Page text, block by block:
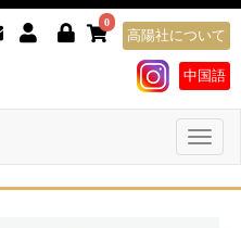
0
高陽社について
中国語